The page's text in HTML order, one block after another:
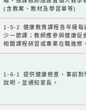
(含教案、教材及學習單等)
1-5-2 健康教育課程各年級每
少一節課；教師應參與健康促
相關課程研習或專業在職進修
1-6-1 提供健康檢查，事前對
說明，並通知家長。